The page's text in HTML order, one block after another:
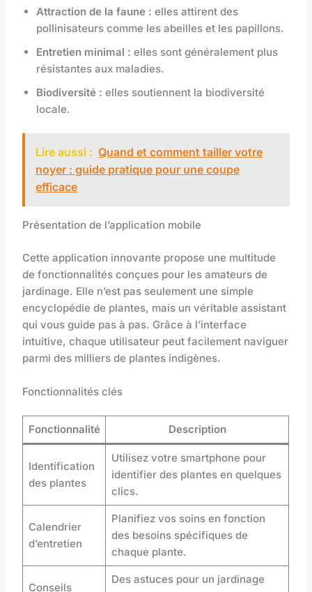
Attraction de la faune : elles attirent des
pollinisateurs comme les abeilles et les papillons.
Entretien minimal : elles sont généralement plus
résistantes aux maladies.
Biodiversité : elles soutiennent la biodiversité
locale.
Lire aussi : Quand et comment tailler votre
noyer : guide pratique pour une coupe
efficace
Présentation de l’application mobile
Cette application innovante propose une multitude
de fonctionnalités conçues pour les amateurs de
jardinage. Elle n’est pas seulement une simple
encyclopédie de plantes, mais un véritable assistant
qui vous guide pas à pas. Grâce à l’interface
intuitive, chaque utilisateur peut facilement naviguer
parmi des milliers de plantes indigènes.
Fonctionnalités clés
Fonctionnalité Description
Identification
des plantes
Utilisez votre smartphone pour
identifier des plantes en quelques
clics.
Calendrier
d’entretien
Planifiez vos soins en fonction
des besoins spécifiques de
chaque plante.
Conseils
Des astuces pour un jardinage